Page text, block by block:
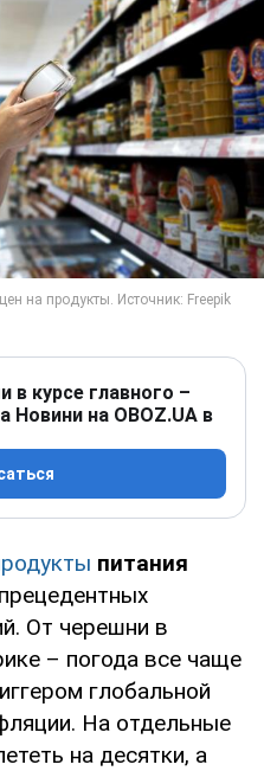
в курсе главного –
Новини на OBOZ.UA в
питания
От черешни в
– погода все чаще
глобальной
На отдельные
на десятки, а